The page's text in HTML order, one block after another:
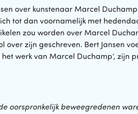
over kunstenaar Marcel Duchamp
tot dan voornamelijk met
zou worden over Marcel
zijn geschreven. Bert Jansen
werk van Marcel Duchamp’, zijn
oorspronkelijk beweegredenen